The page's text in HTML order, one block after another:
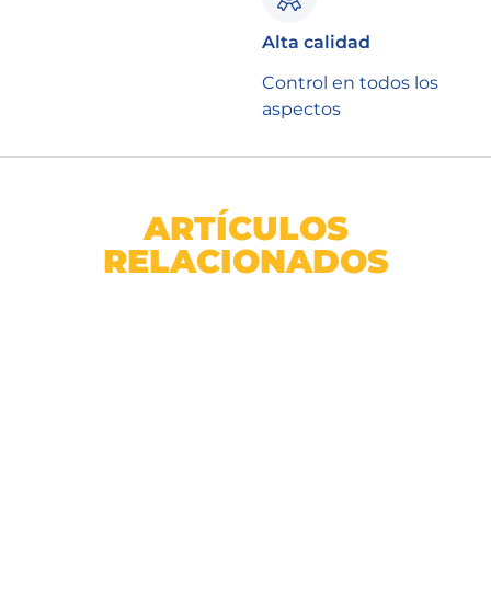
Alta calidad
Control en todos los
aspectos
ARTÍCULOS
RELACIONADOS